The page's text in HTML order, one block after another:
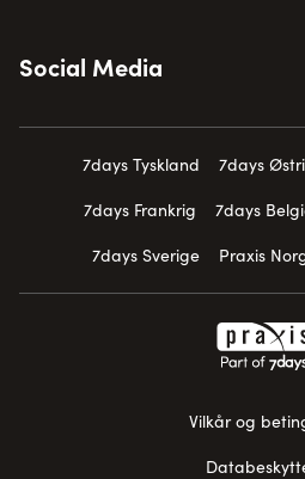
Social Media
7days Tyskland 7days
7days Frankrig
7days
7days Sverige
Praxis
Vilkår og